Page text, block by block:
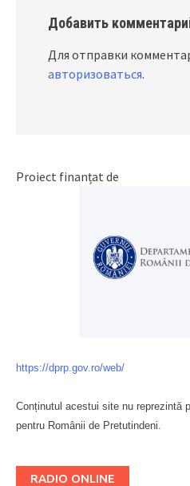
Добавить
Для отправки
авторизоваться.
Proiect finanțat de
https://dprp.gov.ro/web/
Conținutul acestui site nu reprezintă
pentru Românii de Pretutindeni.
RADIO ONLINE